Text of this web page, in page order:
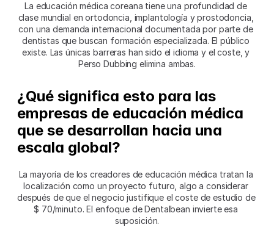
La educación médica coreana tiene una profundidad de
clase mundial en ortodoncia, implantología y prostodoncia,
con una demanda internacional documentada por parte de
dentistas que buscan formación especializada. El público
existe. Las únicas barreras han sido el idioma y el coste, y
Perso Dubbing elimina ambas.
¿Qué significa esto para las
empresas de educación médica
que se desarrollan hacia una
escala global?
La mayoría de los creadores de educación médica tratan la
localización como un proyecto futuro, algo a considerar
después de que el negocio justifique el coste de estudio de
$ 70/minuto. El enfoque de Dentalbean invierte esa
suposición.